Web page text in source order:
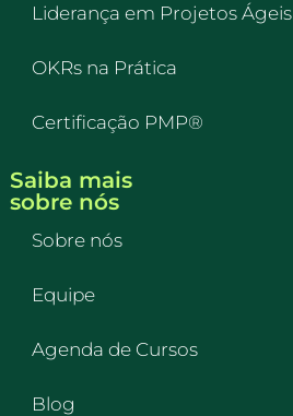
Liderança em Projetos Ágeis
OKRs na Prática
Certificação PMP®
Saiba mais
sobre nós
Sobre nós
Equipe
Agenda de Cursos
Blog